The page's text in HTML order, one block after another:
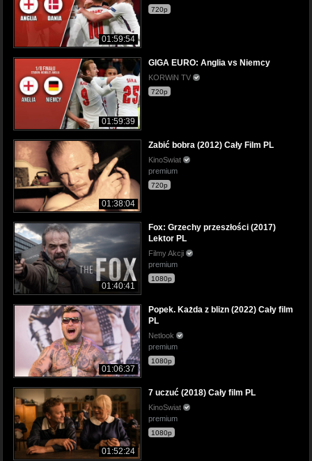
01:59:54
720p
01:59:39
GIGA EURO: Anglia vs Niemcy
KORWiN TV
720p
01:38:04
Zabić bobra (2012) Cały Film PL
KinoSwiat
premium
720p
01:40:41
Fox: Grzechy przeszłości (2017)
Lektor PL
Filmy Akcji
premium
1080p
01:06:37
Popek. Każda z blizn (2022) Cały film
PL
Netlook
premium
1080p
01:52:24
7 uczuć (2018) Cały film PL
KinoSwiat
premium
1080p